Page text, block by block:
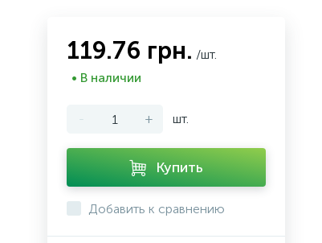
119.76 грн. /шт.
• В наличии
- + шт.
Купить
Добавить к сравнению